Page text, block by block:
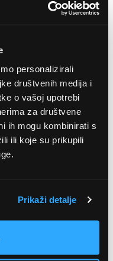
personalizirali
društvenih medija i
o vašoj upotrebi
za društvene
ih mogu kombinirati s
ili koje su prikupili
Prikaži detalje
HERO13 Black
Teen SUP
s jednim